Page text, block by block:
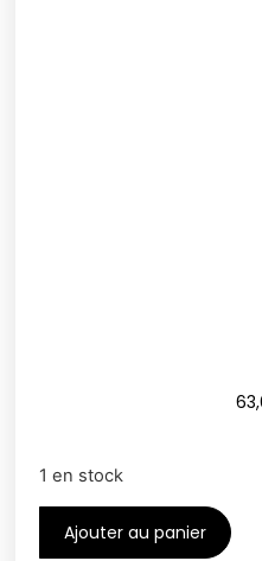
1 en stock
Ajouter au panier